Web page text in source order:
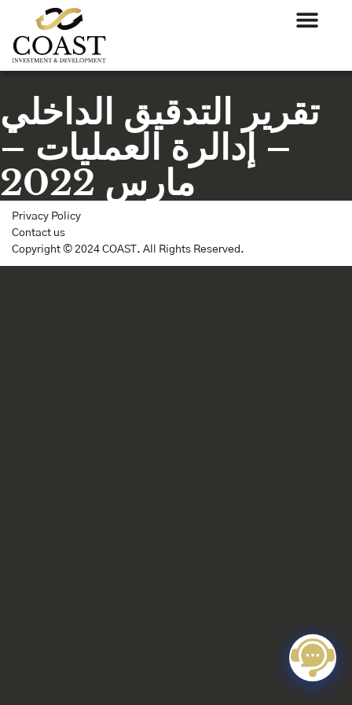
تقرير التدقيق الداخلي
– إدالرة العمليات –
مارس 2022
Privacy Policy
Contact us
Copyright © 2024 COAST. All Rights Reserved.